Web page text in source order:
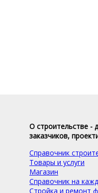
О строительстве -
заказчиков,
Справочник
Товары и услуги
Магазин
Справочник на
Стройка и ремонт